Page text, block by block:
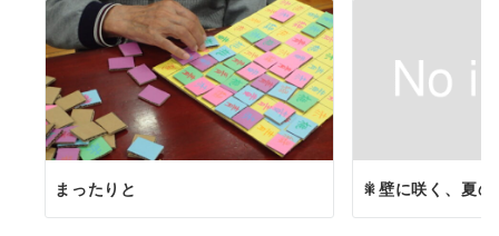
まったりと 🎇壁に咲く、夏の